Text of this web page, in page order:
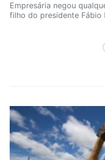
Empresária negou
filho do presidente Fábio